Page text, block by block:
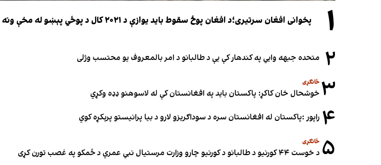
۱ پخوانی افغان سرتیری؛د افغان پوځ سقوط باید یوازې د ۲۰۲۱ کال د پوځي پېښو له مخې ونه ارزول شي
۲ متحده جبهه وايي په کندهار کې یې د طالبانو د امر بالمعروف یو محتسب وژلی
۳ ځانګړی
خوشحال خان کاکړ: پاکستان بايد په افغانستان کې له لاسوهنو ډډه وکړي
۴ راپور :پاکستان له افغانستان سره د سوداګریزو لارو د بیا پرانیستو پرېکړه کوي
۵ ځانګړی
د خوست ۴۴ کورنیو د طالبانو د کورنیو چارو وزارت مرستیال نبي عمري د ځمکو په غصب تورن کړی